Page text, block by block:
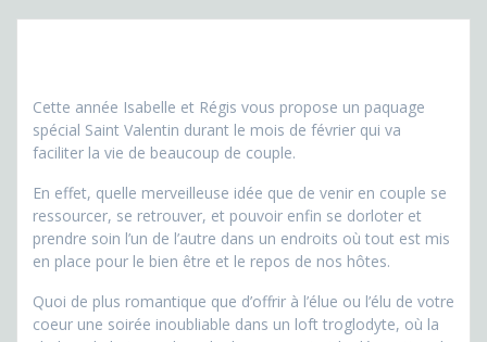
Cette année Isabelle et Régis vous propose un paquage
spécial Saint Valentin durant le mois de février qui va
faciliter la vie de beaucoup de couple.
En effet, quelle merveilleuse idée que de venir en couple se
ressourcer, se retrouver, et pouvoir enfin se dorloter et
prendre soin l’un de l’autre dans un endroits où tout est mis
en place pour le bien être et le repos de nos hôtes.
Quoi de plus romantique que d’offrir à l’élue ou l’élu de votre
coeur une soirée inoubliable dans un loft troglodyte, où la